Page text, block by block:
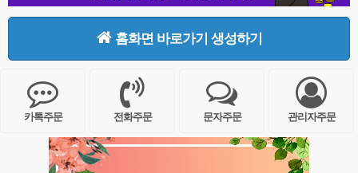
홈화면 바로가기 생성하기
카톡주문 전화주문 문자주문 관리자주문